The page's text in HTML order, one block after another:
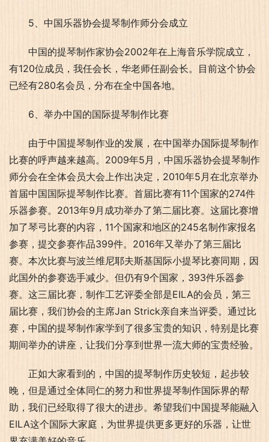
5、中国乐器协会提琴制作师分会成立
中国的提琴制作家协会2002年在上海音乐学院成立，
有120位成员，我任会长，华老师任副会长。目前这个协会
已经有280名会员，分布在全中国各地。
6、举办中国的国际提琴制作比赛
由于中国提琴制作业的发展，在中国举办国际提琴制作
比赛的呼声越来越高。2009年5月，中国乐器协会提琴制作
师分会在全体会员大会上作出决定，2010年5月在北京举办
首届中国国际提琴制作比赛。首届比赛有11个国家的274件
乐器参赛。2013年9月成功举办了第二届比赛。这届比赛增
加了琴弓比赛的内容，11个国家和地区的245名制作家报名
参赛，提交参赛作品399件。2016年又举办了第三届比
赛。本次比赛与波兰维尼耶夫斯基国际小提琴比赛同期，因
此国外的参赛选手减少。但仍有9个国家，393件乐器参
赛。这三届比赛，制作工艺评委全部是EILA的会员，第三
届比赛，我们协会的主席Jan Strick亲自来当评委。通过比
赛，中国的提琴制作家学到了很多宝贵的知识，特别是比赛
期间举办的讲座，让我们分享到世界一流大师的宝贵经验。
正如大家看到的，中国的提琴制作历史较短，起步较
晚，但是通过全体同仁的努力和世界提琴制作国际界的帮
助，我们已经取得了很大的进步。希望我们中国提琴能融入
EILA这个国际大家庭，为世界提供更多更好的乐器，让世